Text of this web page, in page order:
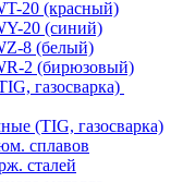
20 (красный)
20 (синий)
8 (белый)
2 (бирюзовый)
газосварка)
(TIG, газосварка)
сплавов
сталей